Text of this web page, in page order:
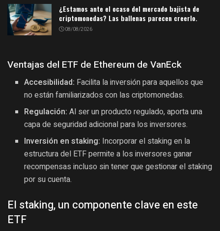
¿Estamos ante el ocaso del mercado bajista de
criptomonedas? Las ballenas parecen creerlo.
08/08/2026
Ventajas del ETF de Ethereum de VanEck
Accesibilidad: Facilita la inversión para aquellos que
no están familiarizados con las criptomonedas.
Regulación: Al ser un producto regulado, aporta una
capa de seguridad adicional para los inversores.
Inversión en staking: Incorporar el staking en la
estructura del ETF permite a los inversores ganar
recompensas incluso sin tener que gestionar el staking
por su cuenta.
El staking, un componente clave en este
ETF